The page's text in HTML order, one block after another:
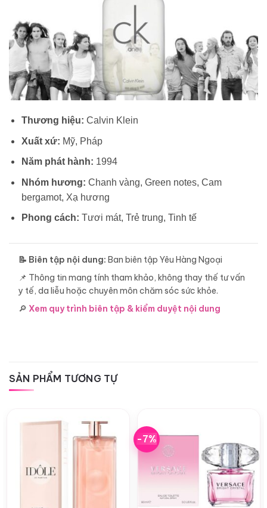
Thương hiệu: Calvin Klein
Xuất xứ: Mỹ, Pháp
Năm phát hành: 1994
Nhóm hương: Chanh vàng, Green notes, Cam
bergamot, Xạ hương
Phong cách: Tươi mát, Trẻ trung, Tinh tế
📝 Biên tập nội dung: Ban biên tập Yêu Hàng Ngoại
📌 Thông tin mang tính tham khảo, không thay thế tư vấn
y tế, da liễu hoặc chuyên môn chăm sóc sức khỏe.
🔎 Xem quy trình biên tập & kiểm duyệt nội dung
SẢN PHẨM TƯƠNG TỰ
-7%